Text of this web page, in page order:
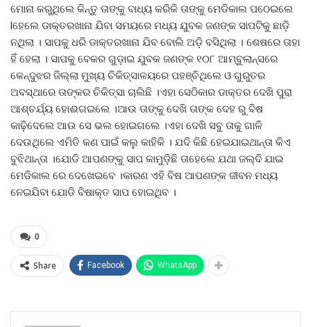
ମୋନା କରୁଥିଲେ କିନ୍ତୁ ତାଙ୍କୁ ବାଧ୍ୟ କରିକି ତାଙ୍କୁ ମେଡିକାଲ ପଠେଇଲେ
lହେଲେ ଡାକ୍ତରଖାନା ଯିବା ସମୟରେ ମଧ୍ୟ ଯୁବକ ଜଣଙ୍କ ସାପଟିକୁ ଛାଡ଼ି
ନଥିଲା । ସାପକୁ ଧରି ଡାକ୍ତରଖାନା ଯିବ ବୋଲି ଅଡ଼ି ବସିଥିଲା । ଶେଷରେ ତାହା
ହିଁ ହେଲା । ସାପକୁ ବେକର ଗୁଡ଼ାଇ ଯୁବକ ଜଣଙ୍କ ୧୦୮ ଆମ୍ବୁଲାନ୍ସରେ
କେନ୍ଦୁଝର ଜିଲ୍ଲା ମୁଖ୍ୟ ଚିକିତ୍ସାଳୟରେ ପହଞ୍ଚିଥିଲେ ଓ ଗୁରୁତର
ଅବସ୍ଥାରେ ତାଙ୍କର ଚିକିତ୍ସା ଚାଲିଛି ।ଏହା ସେଠିକାର ଡାକ୍ତର ଦେଖି ପୁରା
ଆଶ୍ଚର୍ଯ୍ୟ ହୋଈଗଇଲେ ।ଆଉ ତାଙ୍କୁ ଦେଖି ତାଙ୍କ ଦେହ ରୁ ବିଷ
କାଢ଼ିଦେଲେ ଆଉ ସେ ଭଲ ହୋଇଗଲେ ।ଏହା ଦେଖି ସବୁ ତାକୁ ଗାଳି
ଦେଉଥିଲେ ଏମିତି କଣ ପାଇଁ କଲୁ କାହିକି । ଯଦି କିଛି ହେଇଯାଇଥାନ୍ତା କିଏ
ବୁଝିଥାନ୍ତା ।ଯୋଡି ଆପଣଙ୍କୁ ସାପ କାମୁଡ଼ିଛି ତାହେଲେ ଯଥା ଜଲ୍ଦି ଯାଇ
ମେଡିକାଲ ରେ ଦେଖେଇବେ ।କାରଣ ଏହି ବିଷ ଆପଣଙ୍କ ଜୀବନ ମଧ୍ୟ
ନେଇଯିବା ଯୋଡି ବିଷାକ୍ତ ସାପ ହୋଇଥିବ ।
0
Share Facebook WhatsApp